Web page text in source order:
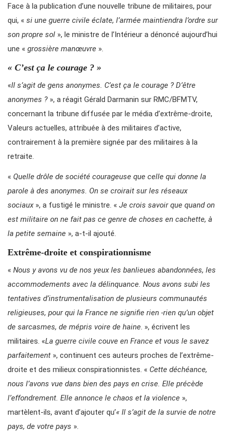
Face à la publication d’une nouvelle tribune de militaires, pour
qui, « si une guerre civile éclate, l’armée maintiendra l’ordre sur
son propre sol », le ministre de l’Intérieur a dénoncé aujourd’hui
une « grossière manœuvre ».
« C’est ça le courage ? »
«Il s’agit de gens anonymes. C’est ça le courage ? D’être
anonymes ? », a réagit Gérald Darmanin sur RMC/BFMTV,
concernant la tribune diffusée par le média d’extrême-droite,
Valeurs actuelles, attribuée à des militaires d’active,
contrairement à la première signée par des militaires à la
retraite.
« Quelle drôle de société courageuse que celle qui donne la
parole à des anonymes. On se croirait sur les réseaux
sociaux », a fustigé le ministre. « Je crois savoir que quand on
est militaire on ne fait pas ce genre de choses en cachette, à
la petite semaine », a-t-il ajouté.
Extrême-droite et conspirationnisme
« Nous y avons vu de nos yeux les banlieues abandonnées, les
accommodements avec la délinquance. Nous avons subi les
tentatives d’instrumentalisation de plusieurs communautés
religieuses, pour qui la France ne signifie rien -rien qu’un objet
de sarcasmes, de mépris voire de haine. », écrivent les
militaires. «La guerre civile couve en France et vous le savez
parfaitement », continuent ces auteurs proches de l’extrême-
droite et des milieux conspirationnistes. « Cette déchéance,
nous l’avons vue dans bien des pays en crise. Elle précède
l’effondrement. Elle annonce le chaos et la violence »,
martèlent-ils, avant d’ajouter qu’« Il s’agit de la survie de notre
pays, de votre pays ».